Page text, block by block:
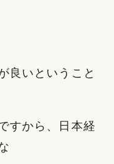
良いということ
すから、日本経